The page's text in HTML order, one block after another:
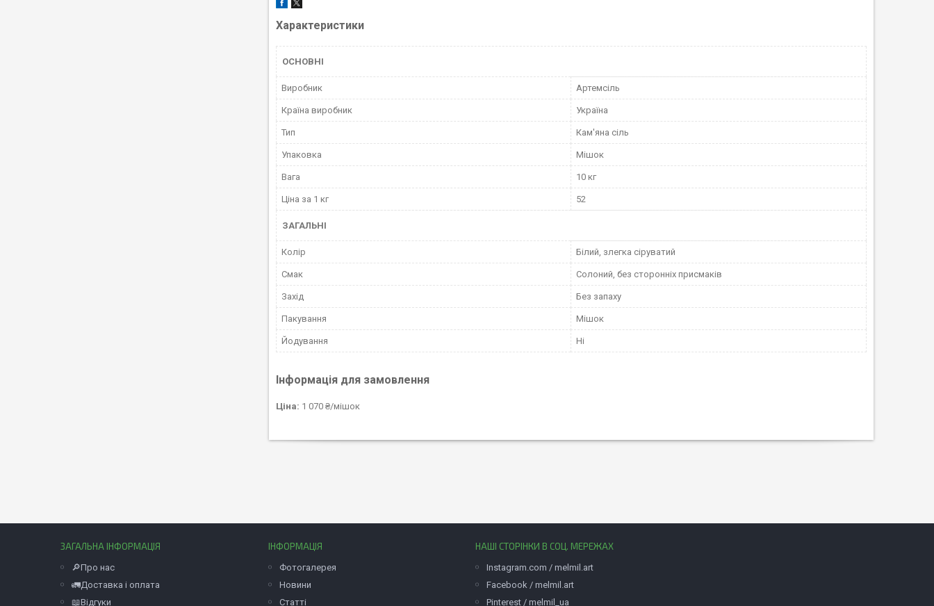
Характеристики
ОСНОВНІ
Виробник Артемсіль
Країна виробник Україна
Тип Кам'яна сіль
Упаковка Мішок
Вага 10 кг
Ціна за 1 кг 52
ЗАГАЛЬНІ
Колір Білий, злегка сіруватий
Смак Солоний, без сторонніх присмаків
Захід Без запаху
Пакування Мішок
Йодування Ні
Інформація для замовлення
Ціна: 1 070 ₴/мішок
ЗАГАЛЬНА ІНФОРМАЦІЯ
🔎Про нас
🚛Доставка і оплата
📖Відгуки
ІНФОРМАЦІЯ
Фотогалерея
Новини
Статті
НАШІ СТОРІНКИ В СОЦ. МЕРЕЖАХ
Instagram.com / melmil.art
Facebook / melmil.art
Pinterest / melmil_ua